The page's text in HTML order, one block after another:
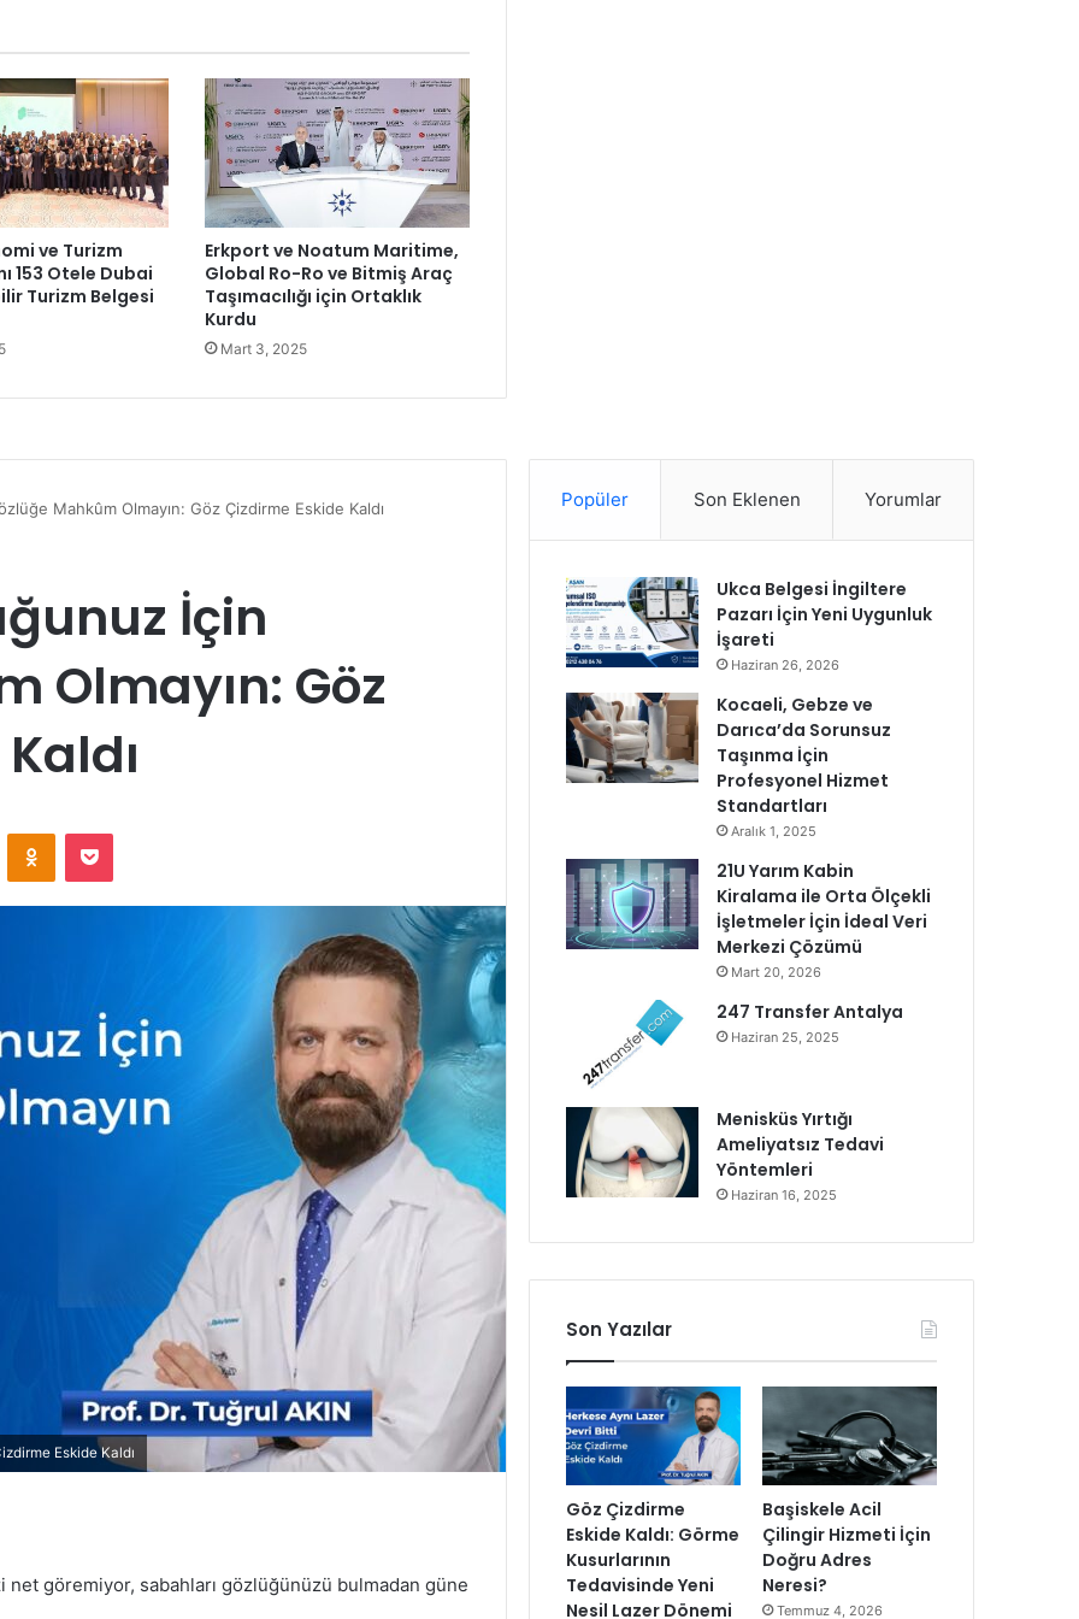
l
a
r
ı
A
n
t
a
l
y
a
ve Turizm
153 Otele Dubai
Turizm Belgesi
Erkport ve Noatum Maritime,
Global Ro-Ro ve Bitmiş Araç
Taşımacılığı için Ortaklık
Kurdu
Mart 3, 2025